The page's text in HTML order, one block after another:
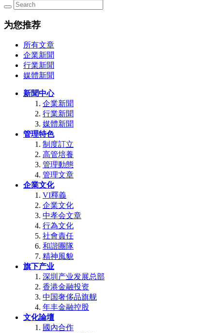
为您推荐
所有文章
企業新聞
行業新聞
媒體新聞
新聞中心
企業新聞
行業新聞
媒體新聞
管理特色
制度訂立
高管培養
管理動態
管理文章
企業文化
VI釋義
企業文化
中孝会文章
行為文化
社會責任
和諧團隊
精神風貌
旗下产业
深圳产业发展总部
香港金融投资
中国奢侈品旗舰
年丰金融控股
文化論壇
國內合作